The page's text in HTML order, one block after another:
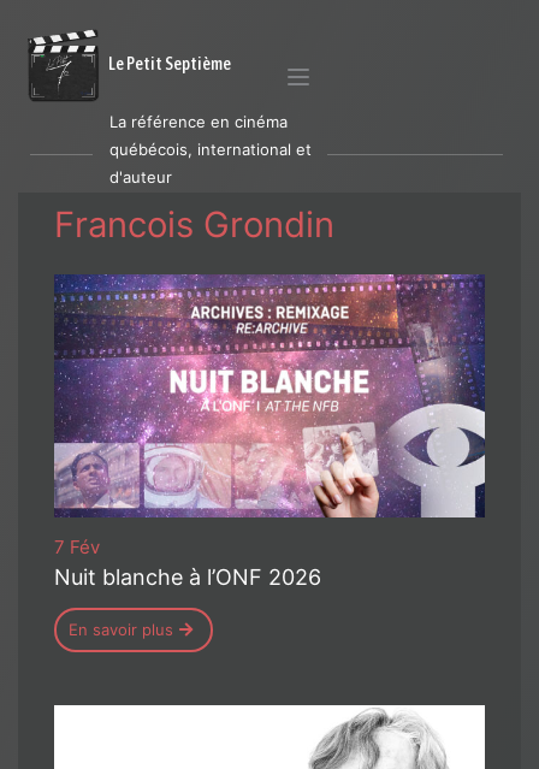
Le Petit Septième
La référence en cinéma
québécois, international et
d'auteur
Francois Grondin
7 Fév
Nuit blanche à l’ONF 2026
En savoir plus